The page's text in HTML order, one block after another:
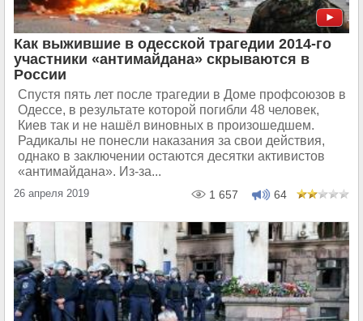
Как выжившие в одесской трагедии 2014-го
участники «антимайдана» скрываются в
России
Спустя пять лет после трагедии в Доме профсоюзов в
Одессе, в результате которой погибли 48 человек,
Киев так и не нашёл виновных в произошедшем.
Радикалы не понесли наказания за свои действия,
однако в заключении остаются десятки активистов
«антимайдана». Из-за...
26 апреля 2019 1 657 64